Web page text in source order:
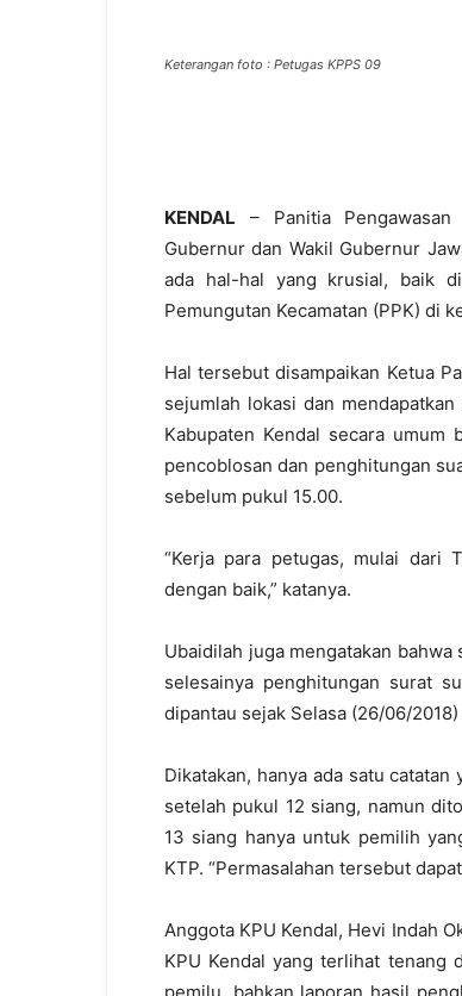
Keterangan foto : Petugas KPPS 09
KENDAL – Panitia Pengawasan
Gubernur dan Wakil Gubernur
ada hal-hal yang krusial, baik
Pemungutan Kecamatan (PPK) di
Hal tersebut disampaikan Ketua
sejumlah lokasi dan
Kabupaten Kendal secara
pencoblosan dan penghitungan
sebelum pukul 15.00.
“Kerja para petugas, mulai dari
dengan baik,” katanya.
Ubaidilah juga mengatakan
selesainya penghitungan surat
dipantau sejak Selasa (26/06/2018)
Dikatakan, hanya ada satu
setelah pukul 12 siang, namun
13 siang hanya untuk pemilih
KTP. “Permasalahan tersebut
Anggota KPU Kendal, Hevi Indah
KPU Kendal yang terlihat tenang